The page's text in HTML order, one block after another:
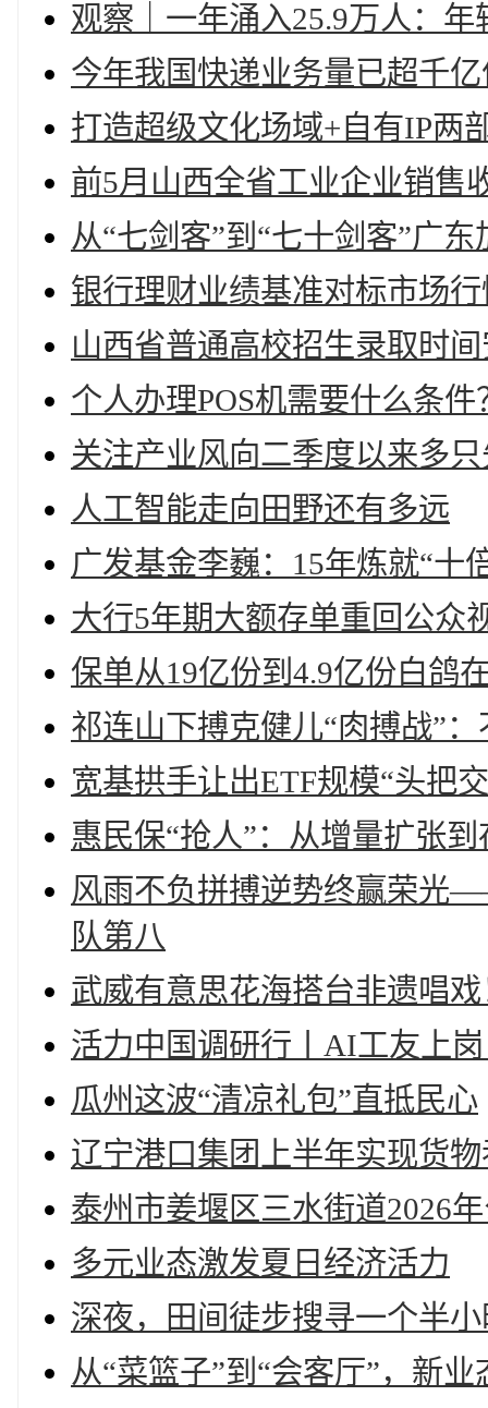
观察｜一年涌入25.9万人：
今年我国快递业务量已超千
打造超级文化场域+自有IP两
前5月山西全省工业企业销售
从“七剑客”到“七十剑客”广
银行理财业绩基准对标市场
山西省普通高校招生录取时
个人办理POS机需要什么条
关注产业风向二季度以来多
人工智能走向田野还有多远
广发基金李巍：15年炼就“十
大行5年期大额存单重回公众
保单从19亿份到4.9亿份白鸽
祁连山下搏克健儿“肉搏战”
宽基拱手让出ETF规模“头把
惠民保“抢人”：从增量扩张
风雨不负拼搏逆势终赢荣光
队第八
武威有意思花海搭台非遗唱
活力中国调研行丨AI工友上
瓜州这波“清凉礼包”直抵民心
辽宁港口集团上半年实现货
泰州市姜堰区三水街道2026
多元业态激发夏日经济活力
深夜，田间徒步搜寻一个半
从“菜篮子”到“会客厅”，新